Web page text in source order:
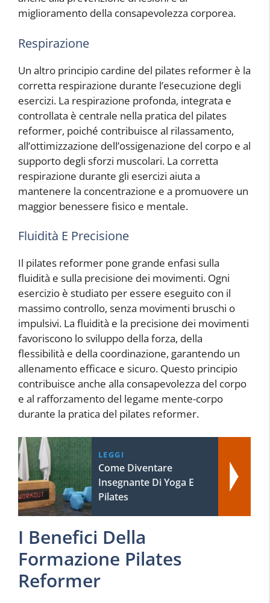
miglioramento della consapevolezza corporea.
Respirazione
Un altro principio cardine del pilates reformer è la
corretta respirazione durante l’esecuzione degli
esercizi. La respirazione profonda, integrata e
controllata è centrale nella pratica del pilates
reformer, poiché contribuisce al rilassamento,
all’ottimizzazione dell’ossigenazione del corpo e al
supporto degli sforzi muscolari. La corretta
respirazione durante gli esercizi aiuta a
mantenere la concentrazione e a promuovere un
maggior benessere fisico e mentale.
Fluidità E Precisione
Il pilates reformer pone grande enfasi sulla
fluidità e sulla precisione dei movimenti. Ogni
esercizio è studiato per essere eseguito con il
massimo controllo, senza movimenti bruschi o
impulsivi. La fluidità e la precisione dei movimenti
favoriscono lo sviluppo della forza, della
flessibilità e della coordinazione, garantendo un
allenamento efficace e sicuro. Questo principio
contribuisce anche alla consapevolezza del corpo
e al rafforzamento del legame mente-corpo
durante la pratica del pilates reformer.
LEGGI
Come Diventare
Insegnante Di Yoga E
Pilates
I Benefici Della
Formazione Pilates
Reformer